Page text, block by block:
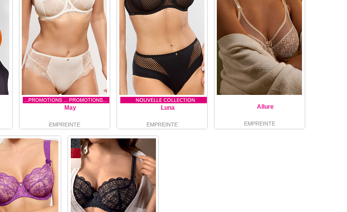
May
EMPREINTE
Luna
EMPREINTE
Allure
EMPREINTE